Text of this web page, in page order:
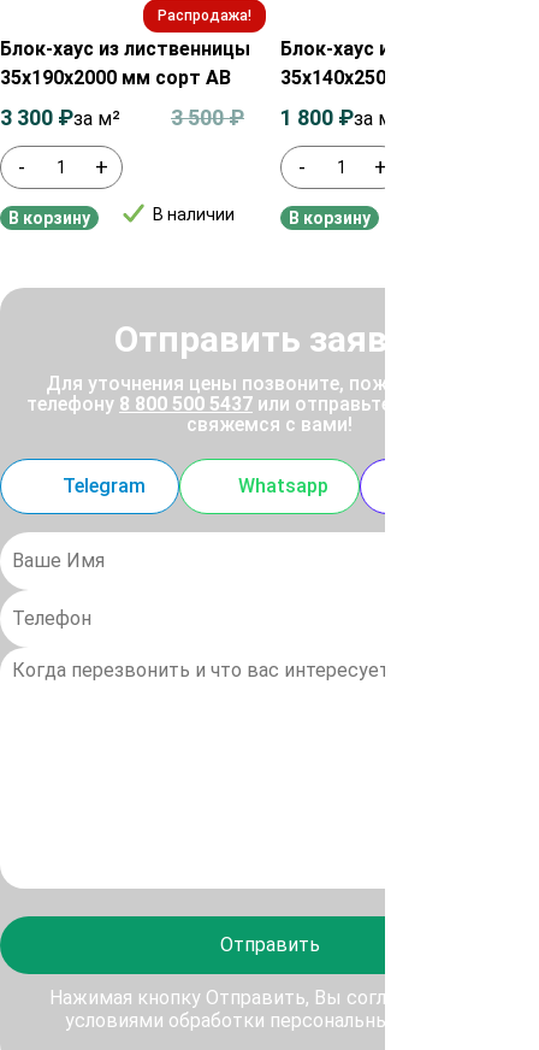
Распродажа!
Блок-хаус из лиственницы
35х190х2000 мм сорт АВ
- +
В наличии
3 500₽
3 300 ₽за м²
В корзину
Блок-хаус из лиственницы
35х140х2500 мм сорт ВС
- +
1 800 ₽за м²
В корзину
Отправить заявку
Для уточнения цены позвоните, пожалуйста, по
телефону 8 800 500 5437 или отправьте заявку, и мы
свяжемся с вами!
Telegram Whatsapp
Отправить
Нажимая кнопку Отправить, Вы соглашаетесь с
условиями обработки персональных данных